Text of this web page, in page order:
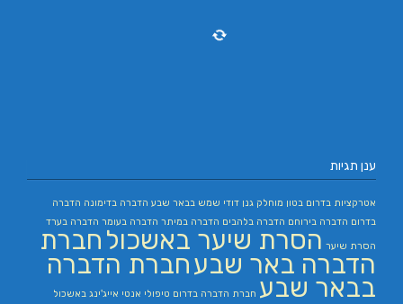
ענן תגיות
אטרקציות בדרום בטון מוחלק גנן דודי שמש בבאר שבע הדברה בדימונה הדברה
בדרום הדברה בירוחם הדברה בלהבים הדברה במיתר הדברה בעומר הדברה בערד
הסרת שיער הסרת שיער באשכול חברת
הדברה באר שבעחברת הדברה
בבאר שבע חברת הדברה בדרום טיפולי אנטי אייג'ינג באשכול